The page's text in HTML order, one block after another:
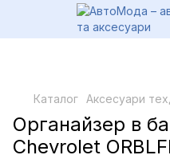
Каталог Аксесуари
Органайзер в
Chevrolet